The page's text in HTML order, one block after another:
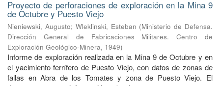
Proyecto de perforaciones de exploración en la Mina 9
de Octubre y Puesto Viejo
Nieniewski, Augusto; Wleklinski, Esteban (Ministerio de Defensa.
Dirección General de Fabricaciones Militares. Centro de
Exploración Geológico-Minera, 1949)
Informe de exploración realizada en la Mina 9 de Octubre y en
el yacimiento ferrífero de Puesto Viejo, con datos de zonas de
fallas en Abra de los Tomates y zona de Puesto Viejo. El